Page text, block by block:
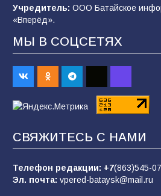
«Пургу нести — не поля
заявления о мобилизации
пропагандистский вброс
заявления Киева о
отчаяние, а не разведка
80 02.08.2026
Учредитель: ООО Батайское
«Вперёд».
МЫ В СОЦСЕТЯХ
СВЯЖИТЕСЬ С НАМИ
Телефон редакции: +7(863)545-
Эл. почта: vpered-bataysk@mail.ru